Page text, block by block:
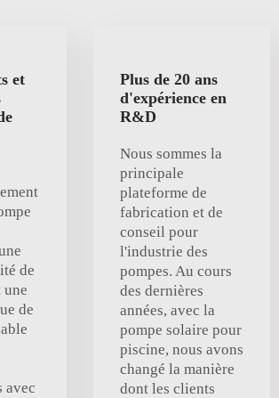
et
de
de
avec
Plus de 20 ans
d'expérience en
R&D
Nous sommes la
principale
plateforme de
fabrication et de
conseil pour
l'industrie des
pompes. Au cours
des dernières
années, avec la
pompe solaire pour
piscine, nous avons
changé la manière
dont les clients